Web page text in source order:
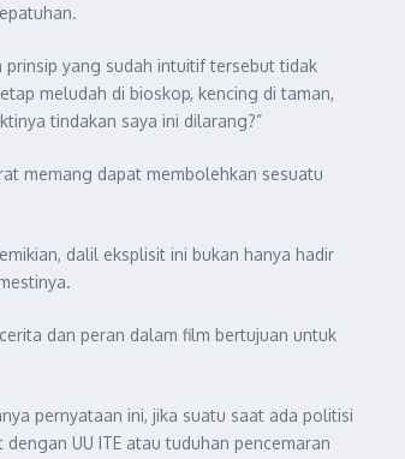
yang sudah intuitif tersebut tidak
meludah di bioskop, kencing di taman,
tindakan saya ini dilarang?”
memang dapat membolehkan sesuatu
dalil eksplisit ini bukan hanya hadir
dan peran dalam film bertujuan untuk
pernyataan ini, jika suatu saat ada politisi
UU ITE atau tuduhan pencemaran